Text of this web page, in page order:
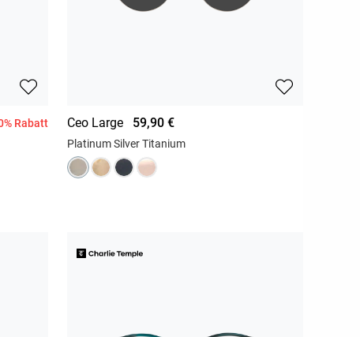
Rabatt
Ceo Large 59,90 €
Platinum Silver Titanium